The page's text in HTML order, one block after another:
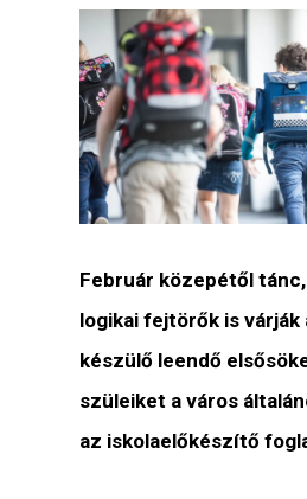
Február közepétől
logikai fejtörők is várják
készülő leendő
szüleiket a város
az iskolaelőkészítő